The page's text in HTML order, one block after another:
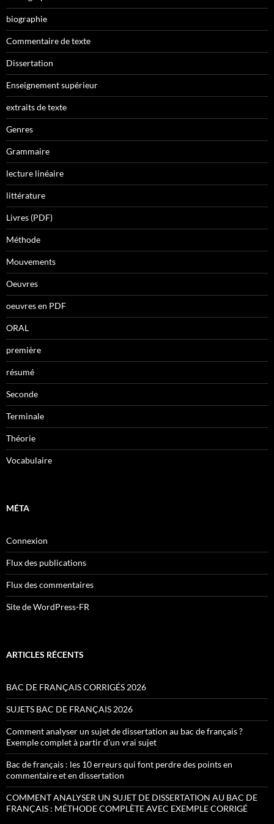
biographie
Commentaire de texte
Dissertation
Enseignement supérieur
extraits de texte
Genres
Grammaire
lecture linéaire
littérature
Livres (PDF)
Méthode
Mouvements
Oeuvres
oeuvres en PDF
ORAL
première
résumé
Seconde
Terminale
Théorie
Vocabulaire
MÉTA
Connexion
Flux des publications
Flux des commentaires
Site de WordPress-FR
ARTICLES RÉCENTS
BAC DE FRANÇAIS CORRIGÉS 2026
SUJETS BAC DE FRANÇAIS 2026
Comment analyser un sujet de dissertation au bac de français ?
Exemple complet à partir d’un vrai sujet
Bac de français : les 10 erreurs qui font perdre des points en
commentaire et en dissertation
COMMENT ANALYSER UN SUJET DE DISSERTATION AU BAC DE
FRANÇAIS : MÉTHODE COMPLÈTE AVEC EXEMPLE CORRIGÉ